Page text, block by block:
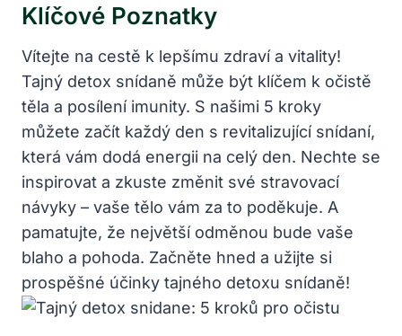
Klíčové Poznatky
Vítejte na cestě k lepšímu zdraví a vitality!
Tajný detox snídaně může být klíčem k očistě
těla a posílení imunity. S našimi 5 kroky
můžete začít každý den s revitalizující snídaní,
která vám dodá energii na celý den. Nechte se
inspirovat a zkuste změnit své stravovací
návyky – vaše tělo vám za to poděkuje. A
pamatujte, že největší odměnou bude vaše
blaho a pohoda. Začněte hned a užijte si
prospěšné účinky tajného detoxu snídaně!